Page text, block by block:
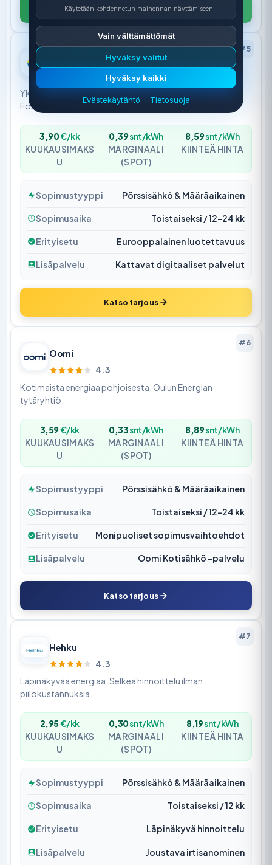
Katso tarjous
#5
4.4
Yksi Euroopan suurimmista energiayhtiöistä.
Fossiilivapaata sähköä.
3,90€/kk
KUUKAUSIMAKS
U
0,39snt/kWh
MARGINAALI
(SPOT)
8,59snt/kWh
KIINTEÄ HINTA
Sopimustyyppi Pörssisähkö & Määräaikainen
Sopimusaika Toistaiseksi / 12–24 kk
Erityisetu Eurooppalainen luotettavuus
Lisäpalvelu Kattavat digitaaliset palvelut
Katso tarjous
#6
Oomi
4.3
Kotimaista energiaa pohjoisesta. Oulun Energian
tytäryhtiö.
3,59€/kk
KUUKAUSIMAKS
U
0,33snt/kWh
MARGINAALI
(SPOT)
8,89snt/kWh
KIINTEÄ HINTA
Sopimustyyppi Pörssisähkö & Määräaikainen
Sopimusaika Toistaiseksi / 12–24 kk
Erityisetu Monipuoliset sopimusvaihtoehdot
Lisäpalvelu Oomi Kotisähkö -palvelu
Katso tarjous
#7
Hehku
4.3
Läpinäkyvää energiaa. Selkeä hinnoittelu ilman
piilokustannuksia.
2,95€/kk
KUUKAUSIMAKS
U
0,30snt/kWh
MARGINAALI
(SPOT)
8,19snt/kWh
KIINTEÄ HINTA
Sopimustyyppi Pörssisähkö & Määräaikainen
Sopimusaika Toistaiseksi / 12 kk
Erityisetu Läpinäkyvä hinnoittelu
Lisäpalvelu Joustava irtisanominen
Käytetään kohdennetun mainonnan näyttämiseen.
Vain välttämättömät
Hyväksy valitut
Hyväksy kaikki
Evästekäytäntö Tietosuoja